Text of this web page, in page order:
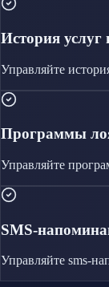
История услуг
Управляйте
Программы
Управляйте
SMS-
Управляйте sms-